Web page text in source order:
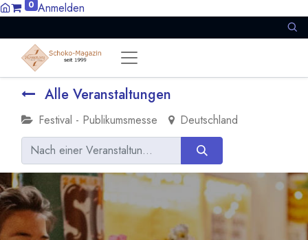
0 Anmelden
Alle Veranstaltungen
Festival - Publikumsmesse Deutschland